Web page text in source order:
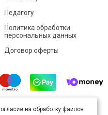
Педагогу
Политика обработки
персональных данных
Договор оферты
доступно полицензии Creative
на обработку файлов